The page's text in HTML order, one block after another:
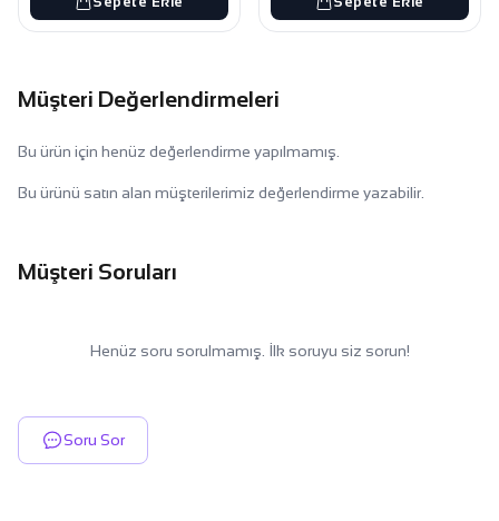
Müşteri Değerlendirmeleri
Bu ürün için henüz değerlendirme yapılmamış.
Bu ürünü satın alan müşterilerimiz değerlendirme yazabilir.
Müşteri Soruları
Henüz soru sorulmamış. İlk soruyu siz sorun!
Soru Sor